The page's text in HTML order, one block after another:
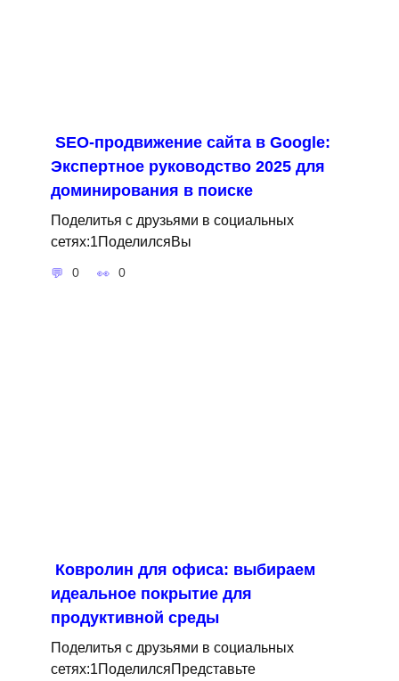
SEO-продвижение сайта в Google:
Экспертное руководство 2025 для
доминирования в поиске
Поделитья с друзьями в социальных
сетях:1ПоделилсяВы
0 0
Ковролин для офиса: выбираем
идеальное покрытие для
продуктивной среды
Поделитья с друзьями в социальных
сетях:1ПоделилсяПредставьте